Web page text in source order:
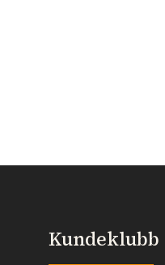
Kundeklubb